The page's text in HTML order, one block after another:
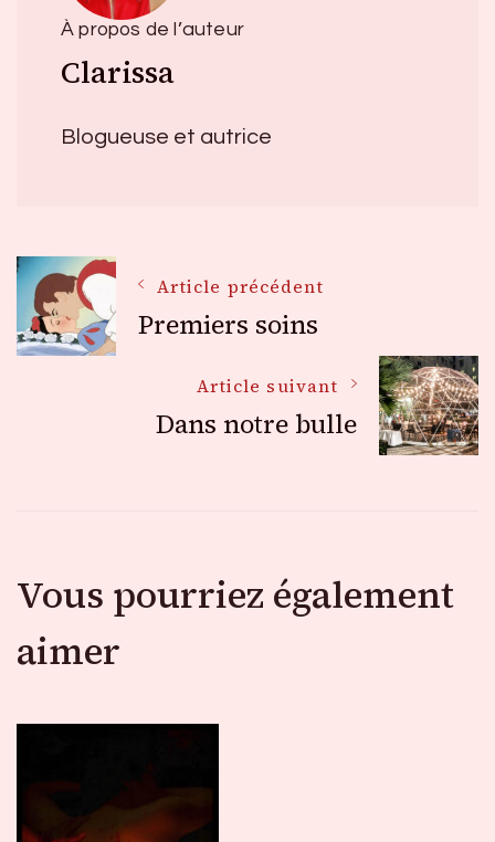
À propos de l’auteur
Clarissa
Blogueuse et autrice
Navigation
des
articles
Article précédent
Premiers soins
Article suivant
Dans notre bulle
Vous pourriez également
aimer